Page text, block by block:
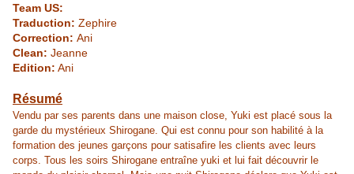
Team US:
Traduction: Zephire
Correction: Ani
Clean: Jeanne
Edition: Ani
Résumé
Vendu par ses parents dans une maison close, Yuki est placé sous la
garde du mystérieux Shirogane. Qui est connu pour son habilité à la
formation des jeunes garçons pour satisafire les clients avec leurs
corps. Tous les soirs Shirogane entraîne yuki et lui fait découvrir le